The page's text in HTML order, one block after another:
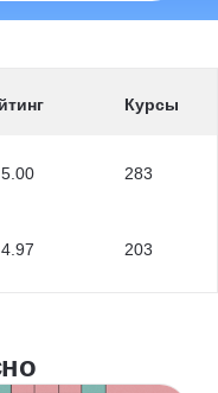
Курсы
5.00 283
4.97 203